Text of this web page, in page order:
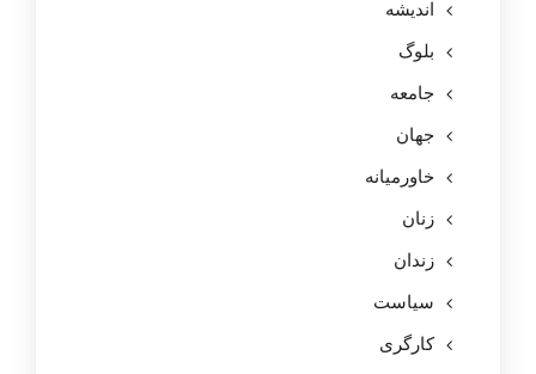
اندیشه
بلوگ
جامعه
جهان
خاورمیانه
زنان
زندان
سیاست
کارگری